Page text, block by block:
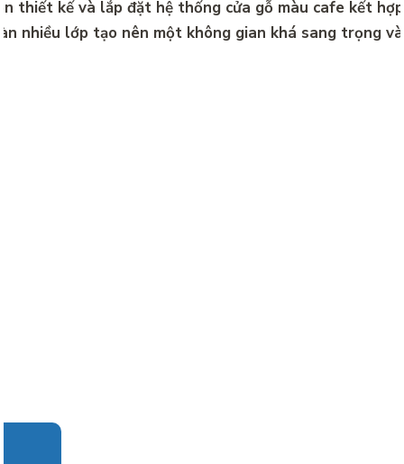
thiết kế và lắp đặt hệ thống cửa gỗ màu cafe kết
nhiều lớp tạo nên một không gian khá sang trọng